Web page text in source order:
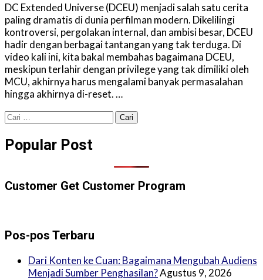
DC Extended Universe (DCEU) menjadi salah satu cerita
paling dramatis di dunia perfilman modern. Dikelilingi
kontroversi, pergolakan internal, dan ambisi besar, DCEU
hadir dengan berbagai tantangan yang tak terduga. Di
video kali ini, kita bakal membahas bagaimana DCEU,
meskipun terlahir dengan privilege yang tak dimiliki oleh
MCU, akhirnya harus mengalami banyak permasalahan
hingga akhirnya di-reset. …
Cari
untuk:
Popular Post
Customer Get Customer Program
Pos-pos Terbaru
Dari Konten ke Cuan: Bagaimana Mengubah Audiens
Menjadi Sumber Penghasilan?Agustus 9, 2026